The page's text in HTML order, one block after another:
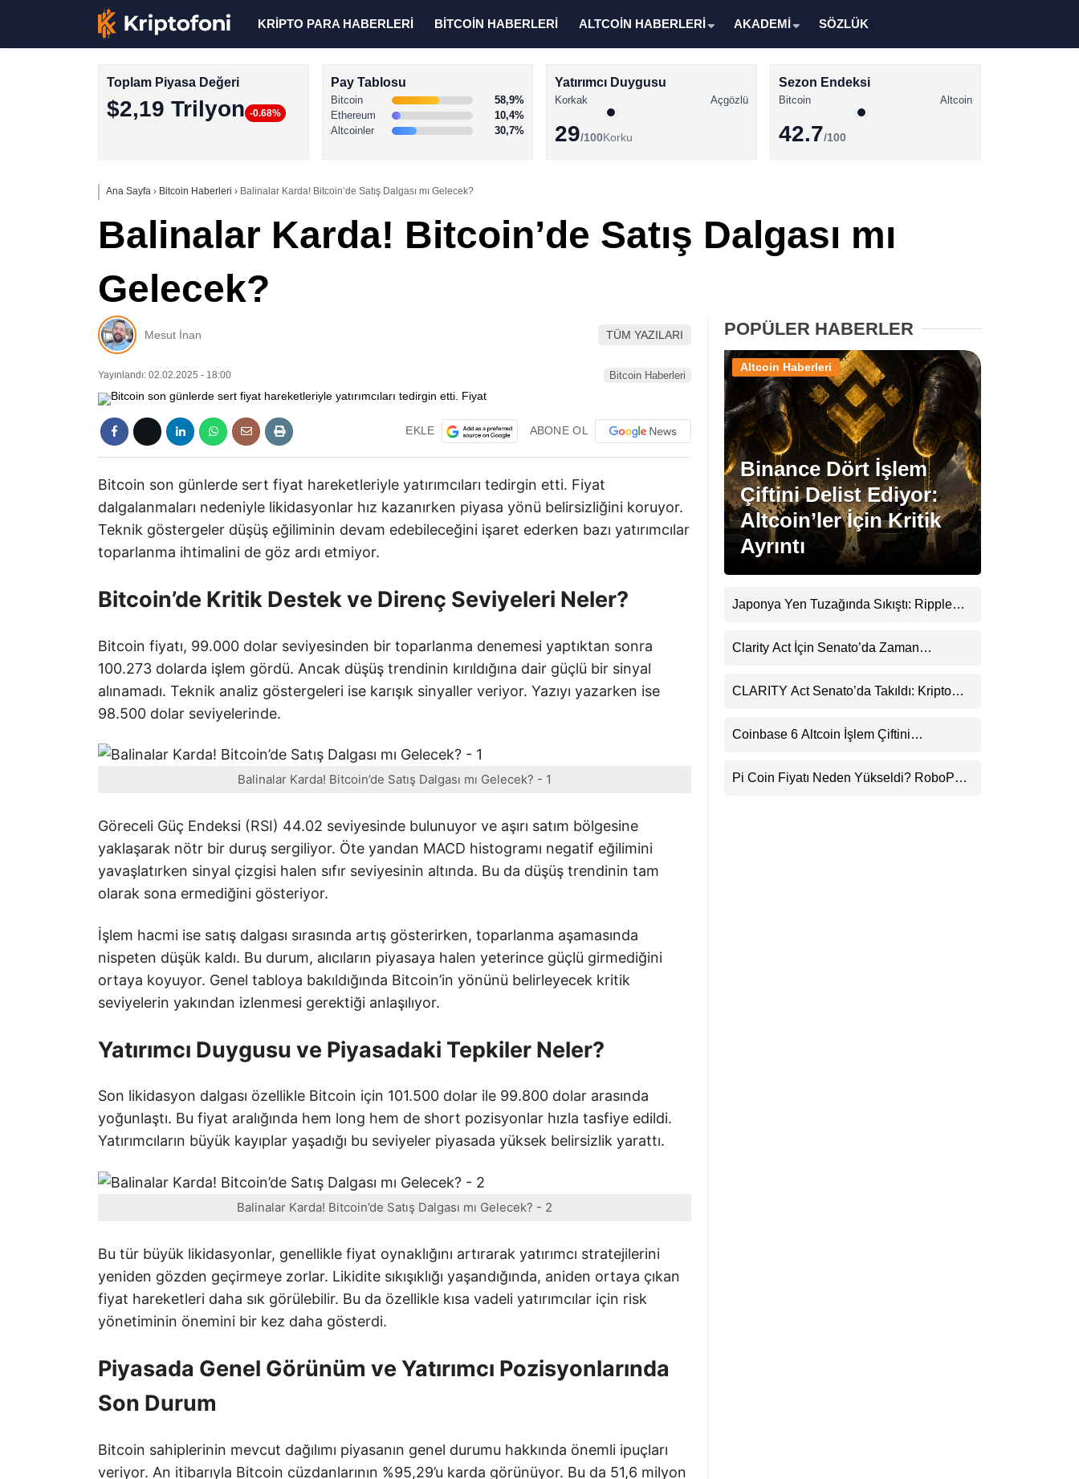
XRP Haberleri
Memecoin Haberleri
Stablecoin Haberleri
Facebook
Instagram
Telegram
KRİPTO PARA HABERLERİ BİTCOİN HABERLERİ ALTCOİN HABERLERİ AKADEMİ SÖZLÜK
Toplam Piyasa Değeri
$2,19 Trilyon -0.68%
Pay Tablosu
Bitcoin
58,9%
Ethereum
10,4%
Altcoinler
30,7%
Yatırımcı Duygusu
Korkak Açgözlü
29/100Korku
Sezon Endeksi
Bitcoin Altcoin
42.7/100
Ana Sayfa › Bitcoin Haberleri › Balinalar Karda! Bitcoin’de Satış Dalgası mı Gelecek?
Balinalar Karda! Bitcoin’de Satış Dalgası mı
Gelecek?
Mesut İnan TÜM YAZILARI
Yayınlandı: 02.02.2025 - 18:00 Bitcoin Haberleri
EKLE ABONE OL
Bitcoin son günlerde sert fiyat hareketleriyle yatırımcıları tedirgin etti. Fiyat
dalgalanmaları nedeniyle likidasyonlar hız kazanırken piyasa yönü belirsizliğini koruyor.
Teknik göstergeler düşüş eğiliminin devam edebileceğini işaret ederken bazı yatırımcılar
toparlanma ihtimalini de göz ardı etmiyor.
Bitcoin’de Kritik Destek ve Direnç Seviyeleri Neler?
Bitcoin fiyatı, 99.000 dolar seviyesinden bir toparlanma denemesi yaptıktan sonra
100.273 dolarda işlem gördü. Ancak düşüş trendinin kırıldığına dair güçlü bir sinyal
alınamadı. Teknik analiz göstergeleri ise karışık sinyaller veriyor. Yazıyı yazarken ise
98.500 dolar seviyelerinde.
Balinalar Karda! Bitcoin’de Satış Dalgası mı Gelecek? - 1
Göreceli Güç Endeksi (RSI) 44.02 seviyesinde bulunuyor ve aşırı satım bölgesine
yaklaşarak nötr bir duruş sergiliyor. Öte yandan MACD histogramı negatif eğilimini
yavaşlatırken sinyal çizgisi halen sıfır seviyesinin altında. Bu da düşüş trendinin tam
olarak sona ermediğini gösteriyor.
İşlem hacmi ise satış dalgası sırasında artış gösterirken, toparlanma aşamasında
nispeten düşük kaldı. Bu durum, alıcıların piyasaya halen yeterince güçlü girmediğini
ortaya koyuyor. Genel tabloya bakıldığında Bitcoin’in yönünü belirleyecek kritik
seviyelerin yakından izlenmesi gerektiği anlaşılıyor.
Yatırımcı Duygusu ve Piyasadaki Tepkiler Neler?
Son likidasyon dalgası özellikle Bitcoin için 101.500 dolar ile 99.800 dolar arasında
yoğunlaştı. Bu fiyat aralığında hem long hem de short pozisyonlar hızla tasfiye edildi.
Yatırımcıların büyük kayıplar yaşadığı bu seviyeler piyasada yüksek belirsizlik yarattı.
Balinalar Karda! Bitcoin’de Satış Dalgası mı Gelecek? - 2
Bu tür büyük likidasyonlar, genellikle fiyat oynaklığını artırarak yatırımcı stratejilerini
yeniden gözden geçirmeye zorlar. Likidite sıkışıklığı yaşandığında, aniden ortaya çıkan
fiyat hareketleri daha sık görülebilir. Bu da özellikle kısa vadeli yatırımcılar için risk
yönetiminin önemini bir kez daha gösterdi.
Piyasada Genel Görünüm ve Yatırımcı Pozisyonlarında
Son Durum
Bitcoin sahiplerinin mevcut dağılımı piyasanın genel durumu hakkında önemli ipuçları
veriyor. An itibarıyla Bitcoin cüzdanlarının %95,29’u karda görünüyor. Bu da 51,6 milyon
POPÜLER HABERLER
Binance Dört İşlem
Çiftini Delist Ediyor:
Altcoin’ler İçin Kritik
Ayrıntı
Altcoin Haberleri
Japonya Yen Tuzağında Sıkıştı: Ripple
Clarity Act İçin Senato’da Zaman
CLARITY Act Senato’da Takıldı: Kripto
Coinbase 6 Altcoin İşlem Çiftini
Pi Coin Fiyatı Neden Yükseldi? RoboPay